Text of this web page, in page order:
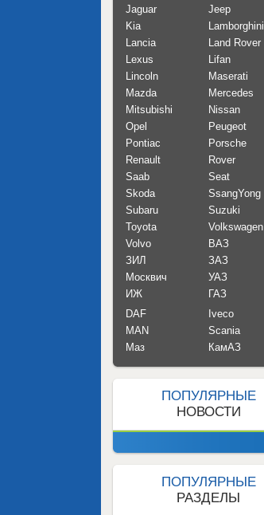
Jaguar
Jeep
Kia
Lamborghini
Lancia
Land Rover
Lexus
Lifan
Lincoln
Maserati
Mazda
Mercedes
Mitsubishi
Nissan
Opel
Peugeot
Pontiac
Porsche
Renault
Rover
Saab
Seat
Skoda
SsangYong
Subaru
Suzuki
Toyota
Volkswagen
Volvo
ВАЗ
ЗИЛ
ЗАЗ
Москвич
УАЗ
ИЖ
ГАЗ
DAF
Iveco
MAN
Scania
Маз
КамАЗ
ПОПУЛЯРНЫЕ
НОВОСТИ
ПОПУЛЯРНЫЕ
РАЗДЕЛЫ